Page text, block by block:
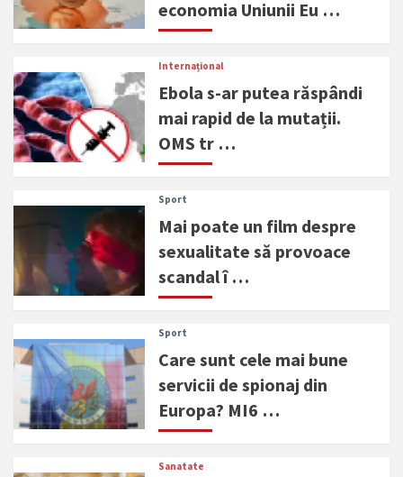
economia Uniunii Eu …
Internațional
Ebola s-ar putea răspândi
mai rapid de la mutații.
OMS tr …
Sport
Mai poate un film despre
sexualitate să provoace
scandal î …
Sport
Care sunt cele mai bune
servicii de spionaj din
Europa? MI6 …
Sanatate